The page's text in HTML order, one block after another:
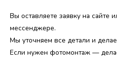
Вы оставляете заявку на сайте
мессенджере.
Мы уточняем все детали и
Если нужен фотомонтаж —